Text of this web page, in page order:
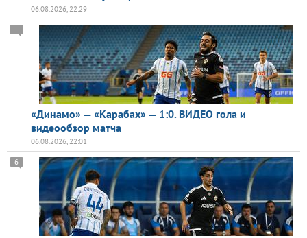
06.08.2026, 22:29
«Динамо» — «Карабах» — 1:0. ВИДЕО гола и
видеообзор матча
06.08.2026, 22:01
6